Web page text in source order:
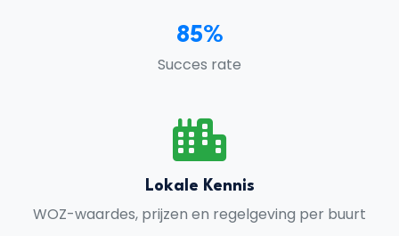
85%
Succes rate
Lokale Kennis
WOZ-waardes, prijzen en regelgeving per buurt